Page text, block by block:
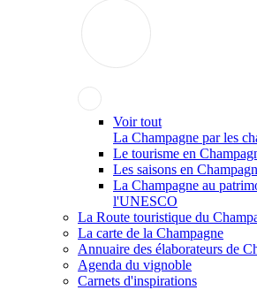
Voir tout
La Champagne par les
Le tourisme en
Les saisons en
La Champagne au
l'UNESCO
La Route touristique du
La carte de la Champagne
Annuaire des élaborateurs de
Agenda du vignoble
Carnets d'inspirations